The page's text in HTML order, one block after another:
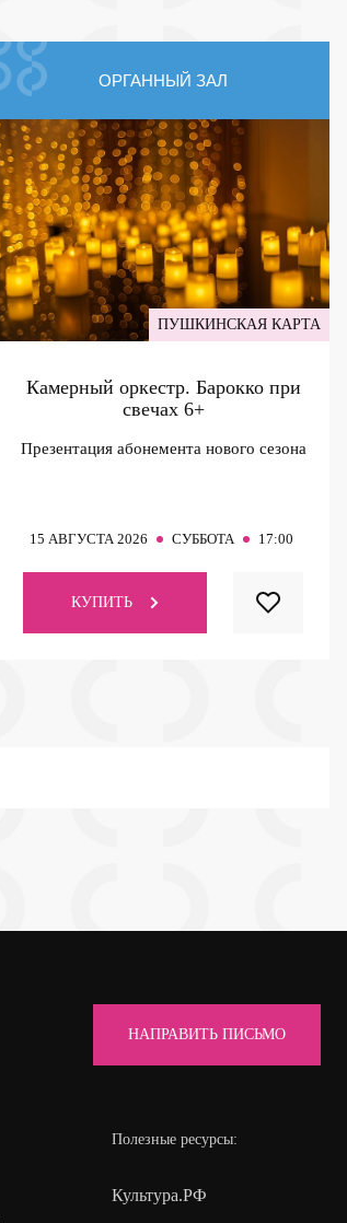
ОРГАННЫЙ ЗАЛ
ПУШКИНСКАЯ КАРТА
Камерный оркестр. Барокко при
свечах 6+
Презентация абонемента нового сезона
15 АВГУСТА 2026 СУББОТА 17:00
КУПИТЬ
НАПРАВИТЬ ПИСЬМО
Полезные ресурсы:
Культура.РФ